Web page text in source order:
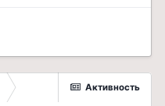
Активность